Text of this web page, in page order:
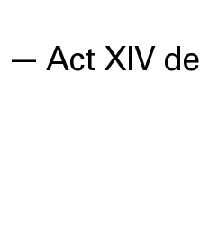
— Act XIV de